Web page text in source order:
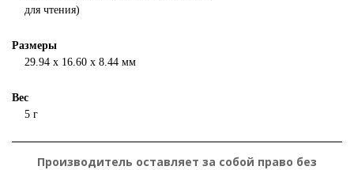
для чтения)
Размеры
29.94 x 16.60 x 8.44 мм
Вес
5 г
Производитель оставляет за собой право без